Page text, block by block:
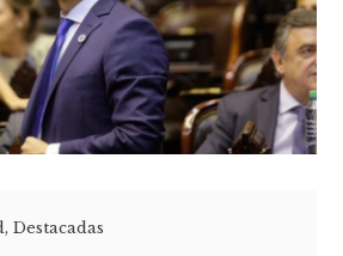
,Destacadas